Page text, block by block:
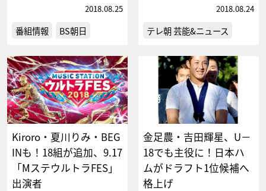
2018.08.25
番組情報 BS朝日
2018.08.24
テレ朝 芸能&ニュース
Kiroro・夏川りみ・BEG
INも！18組が追加、9.17
「MステウルトラFES」
出演者
金足農・吉田輝星、U－
18でも主役に！日本ハ
ムがドラフト1位候補へ
格上げ